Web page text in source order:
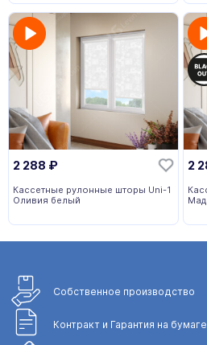
2 288 ₽
Кассетные рулонные шторы Uni-1
Оливия белый
2
Собственное производство
Контракт и Гарантия на бумаге